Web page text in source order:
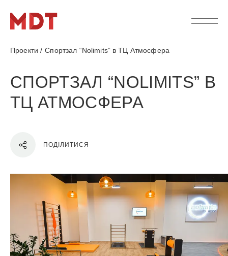
Проекти / Спортзал “Nolimits” в ТЦ Атмосфера
СПОРТЗАЛ “NOLIMITS” В
ТЦ АТМОСФЕРА
ПОДІЛИТИСЯ